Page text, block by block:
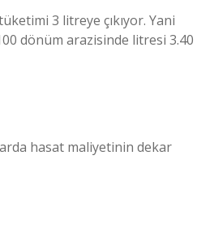
3 litreye çıkıyor. Yani
dönüm arazisinde litresi 3.40
hasat maliyetinin dekar